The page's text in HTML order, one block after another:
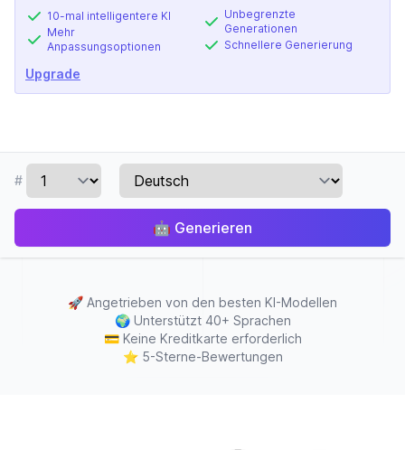
10-mal intelligentere KI
Mehr
Anpassungsoptionen
Unbegrenzte
Generationen
Schnellere Generierung
Upgrade
#
🤖 Generieren
🚀 Angetrieben von den besten KI-Modellen
🌍 Unterstützt 40+ Sprachen
💳 Keine Kreditkarte erforderlich
⭐ 5-Sterne-Bewertungen